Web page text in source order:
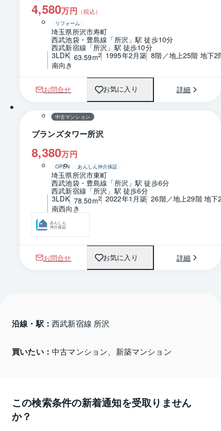
4,580万円 （税込）
リフォーム
埼玉県所沢市寿町
西武池袋・豊島線「所沢」駅 徒歩10分
西武新宿線「所沢」駅 徒歩10分
3LDK 63.59m2 1995年2月築 8階／地上25階 地下2
南向き
お問合せ お気に入り 詳細
1 / 0 間取り
中古マンション
ブランズタワー所沢
8,380万円
OPEN あんしん仲介保証
埼玉県所沢市東町
西武池袋・豊島線「所沢」駅 徒歩6分
西武新宿線「所沢」駅 徒歩6分
3LDK 78.50m2 2022年1月築 26階／地上29階 地下
南西向き
あんしん
仲介保証
お問合せ お気に入り 詳細
沿線・駅： 西武新宿線 所沢
買いたい： 中古マンション、新築マンション
この検索条件の新着通知を受取りません
か？